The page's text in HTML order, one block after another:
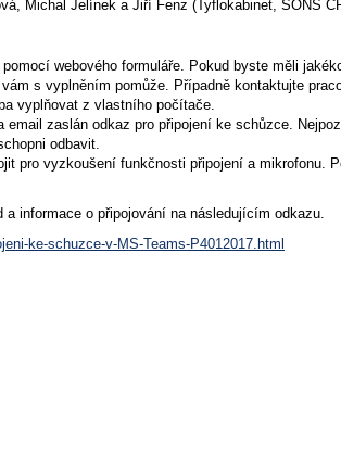
Michal Jelínek a Jiří Fenz (Tyflokabinet, SONS
webového formuláře. Pokud byste měli
s vyplněním pomůže. Případně kontaktujte
vyplňovat z vlastního počítače.
email zaslán odkaz pro připojení ke schůzce.
odbavit.
pro vyzkoušení funkčnosti připojení a mikrofonu.
informace o připojování na následujícím odkazu.
ke-schuzce-v-MS-Teams-P4012017.html